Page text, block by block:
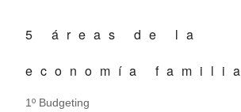
5 áreas de la
economía
1º Budgeting